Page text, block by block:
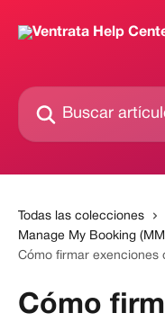
Buscar artículos...
Todas las colecciones
Manage My Booking
Cómo firmar exenciones
Cómo